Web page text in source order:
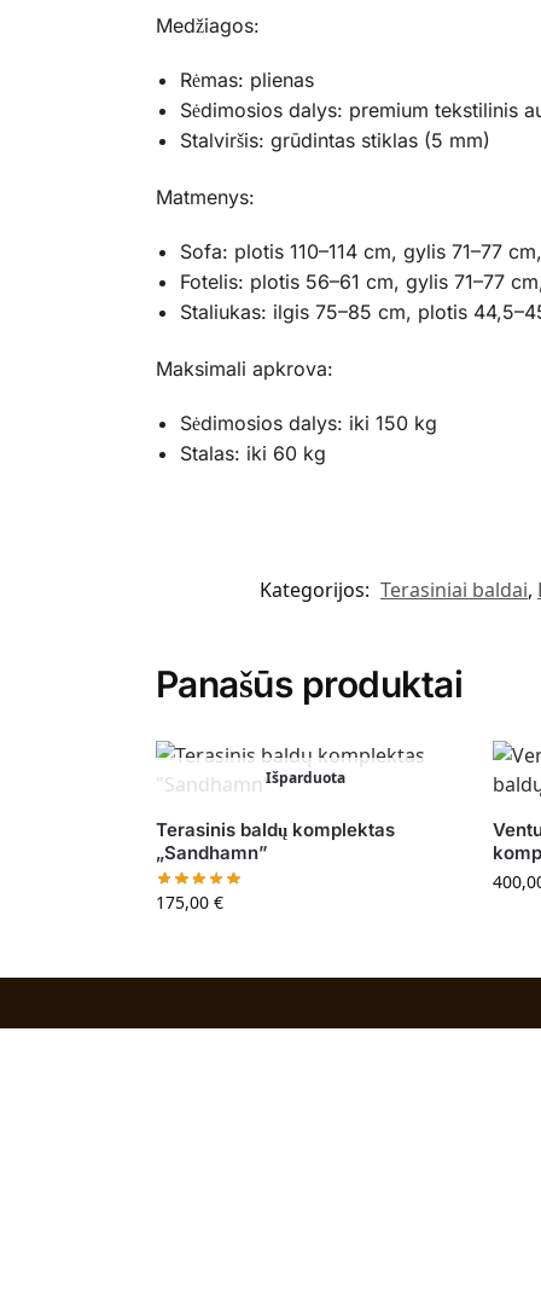
Medžiagos:
Rėmas: plienas
Sėdimosios dalys: premium tekstilinis
Stalviršis: grūdintas stiklas (5 mm)
Matmenys:
Sofa: plotis 110–114 cm, gylis 71–77
Fotelis: plotis 56–61 cm, gylis 71–77
Staliukas: ilgis 75–85 cm, plotis
Maksimali apkrova:
Sėdimosios dalys: iki 150 kg
Stalas: iki 60 kg
Kategorijos: Terasiniai baldai,
Panašūs produktai
Išparduota
Terasinis baldų komplektas
„Sandhamn”
175,00 €